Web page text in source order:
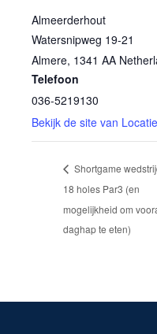
Almeerderhout
Watersnipweg 19-21
Almere, 1341 AA
Telefoon
036-5219130
Bekijk de site van Locatie
Shortgame
18 holes Par3 (en
mogelijkheid om
daghap te eten)